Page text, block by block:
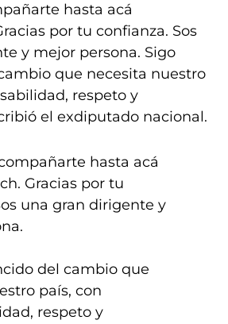
hasta acá
por tu confianza. Sos
y mejor persona. Sigo
que necesita nuestro
respeto y
el exdiputado nacional.
hasta acá
. Gracias por tu
una gran dirigente y
del cambio que
país, con
respeto y